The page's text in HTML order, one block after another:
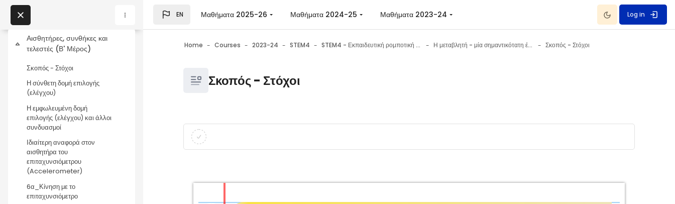
Blocks
Blocks
Collapse
Αισθητήρες, συνθήκες και
τελεστές (Β' Μέρος)
Σκοπός - Στόχοι
Η σύνθετη δομή επιλογής
(ελέγχου)
Η εμφωλευμένη δομή
επιλογής (ελέγχου) και άλλοι
συνδυασμοί
Ιδιαίτερη αναφορά στον
αισθητήρα του
επιταχυνσιόμετρου
(Accelerometer)
6α_Κίνηση με το
επιταχυνσιόμετρο
EN Μαθήματα 2025-26 Μαθήματα 2024-25 Μαθήματα 2023-24 Dark Mode
Log in
Home Courses 2023-24 STEM4 STEM4 - Εκπαιδευτική ρομποτική με το Micro:bit Η μεταβλητή - μία σημαντικότατη έννοια Σκοπός - Στόχοι
BlocksΣκοπός - Στόχοι
Blocks
Completion requirements